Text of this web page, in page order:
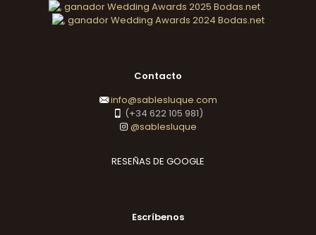
Contacto
info@sablesluque.com
(+34 622 105 981)
@sablesluque
RESEÑAS DE GOOGLE
Escríbenos